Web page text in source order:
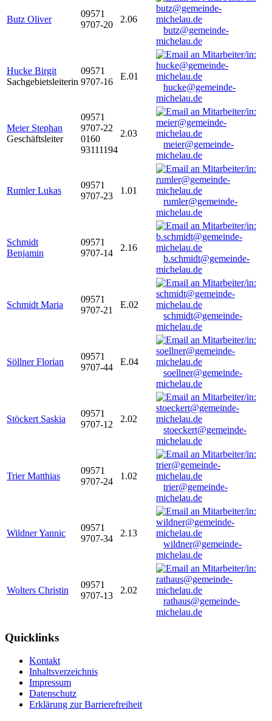
Butz Oliver
09571
9707-20
2.06
butz@gemeinde-
michelau.de
Hucke Birgit
Sachgebietsleiterin
09571
9707-16
E.01
hucke@gemeinde-
michelau.de
Meier Stephan
Geschäftsleiter
09571
9707-22
0160
93111194
2.03
meier@gemeinde-
michelau.de
Rumler Lukas
09571
9707-23
1.01
rumler@gemeinde-
michelau.de
Schmidt
Benjamin
09571
9707-14
2.16
b.schmidt@gemeinde-
michelau.de
Schmidt Maria
09571
9707-21
E.02
schmidt@gemeinde-
michelau.de
Söllner Florian
09571
9707-44
E.04
soellner@gemeinde-
michelau.de
Stöckert Saskia
09571
9707-12
2.02
stoeckert@gemeinde-
michelau.de
Trier Matthias
09571
9707-24
1.02
trier@gemeinde-
michelau.de
Wildner Yannic
09571
9707-34
2.13
wildner@gemeinde-
michelau.de
Wolters Christin
09571
9707-13
2.02
rathaus@gemeinde-
michelau.de
Quicklinks
Kontakt
Inhaltsverzeichnis
Impressum
Datenschutz
Erklärung zur Barrierefreiheit